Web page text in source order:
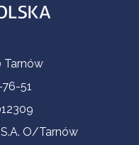
Tarnów
51
O/Tarnów